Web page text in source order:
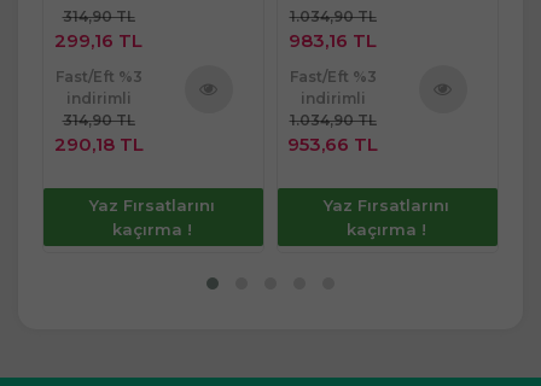
314,90 TL
299,16 TL
Fast/Eft %3
indirimli
314,90 TL
290,18 TL
Yaz Fırsatlarını
kaçırma !
1.034,90 TL
983,16 TL
Fast/Eft %3
indirimli
1.034,90 TL
953,66 TL
Yaz Fırsatlarını
kaçırma !